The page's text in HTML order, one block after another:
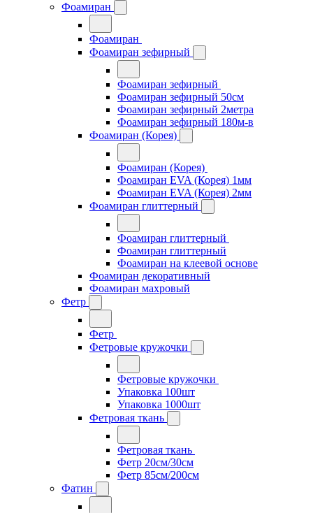
Фоамиран
Фоамиран
Фоамиран зефирный
Фоамиран зефирный
Фоамиран зефирный 50см
Фоамиран зефирный 2метра
Фоамиран зефирный 180м-в
Фоамиран (Корея)
Фоамиран (Корея)
Фоамиран EVA (Корея) 1мм
Фоамиран EVA (Корея) 2мм
Фоамиран глиттерный
Фоамиран глиттерный
Фоамиран глиттерный
Фоамиран на клеевой основе
Фоамиран декоративный
Фоамиран махровый
Фетр
Фетр
Фетровые кружочки
Фетровые кружочки
Упаковка 100шт
Упаковка 1000шт
Фетровая ткань
Фетровая ткань
Фетр 20см/30см
Фетр 85см/200см
Фатин